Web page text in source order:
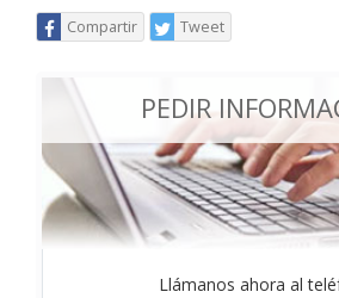
Compartir Tweet
PEDIR
Llámanos ahora al